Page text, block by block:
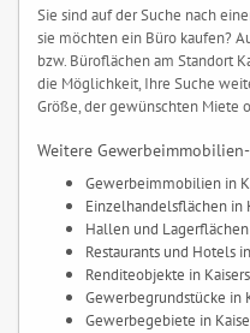
Sie sind auf der Suche nach
sie möchten ein Büro kaufen?
bzw. Büroflächen am Standort
die Möglichkeit, Ihre Suche
Größe, der gewünschten Miete
Weitere
Gewerbeimmobilien in
Einzelhandelsflächen in
Hallen und
Restaurants und Hotels
Renditeobjekte in
Gewerbegrundstücke in
Gewerbegebiete in